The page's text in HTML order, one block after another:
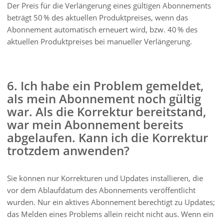
Der Preis für die Verlängerung eines gültigen Abonnements
beträgt 50 % des aktuellen Produktpreises, wenn das
Abonnement automatisch erneuert wird, bzw. 40 % des
aktuellen Produktpreises bei manueller Verlängerung.
6. Ich habe ein Problem gemeldet,
als mein Abonnement noch gültig
war. Als die Korrektur bereitstand,
war mein Abonnement bereits
abgelaufen. Kann ich die Korrektur
trotzdem anwenden?
Sie können nur Korrekturen und Updates installieren, die
vor dem Ablaufdatum des Abonnements veröffentlicht
wurden. Nur ein aktives Abonnement berechtigt zu Updates;
das Melden eines Problems allein reicht nicht aus. Wenn ein